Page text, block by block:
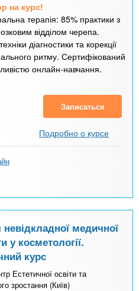
на курс!
терапія: 85% практики з
відділом черепа.
діагностики та корекції
ритму. Сертифікований
онлайн-навчання.
Записаться
Подробно о курсе
медичної
у косметології.
курс
Естетичної освіти та
зростання (Київ)